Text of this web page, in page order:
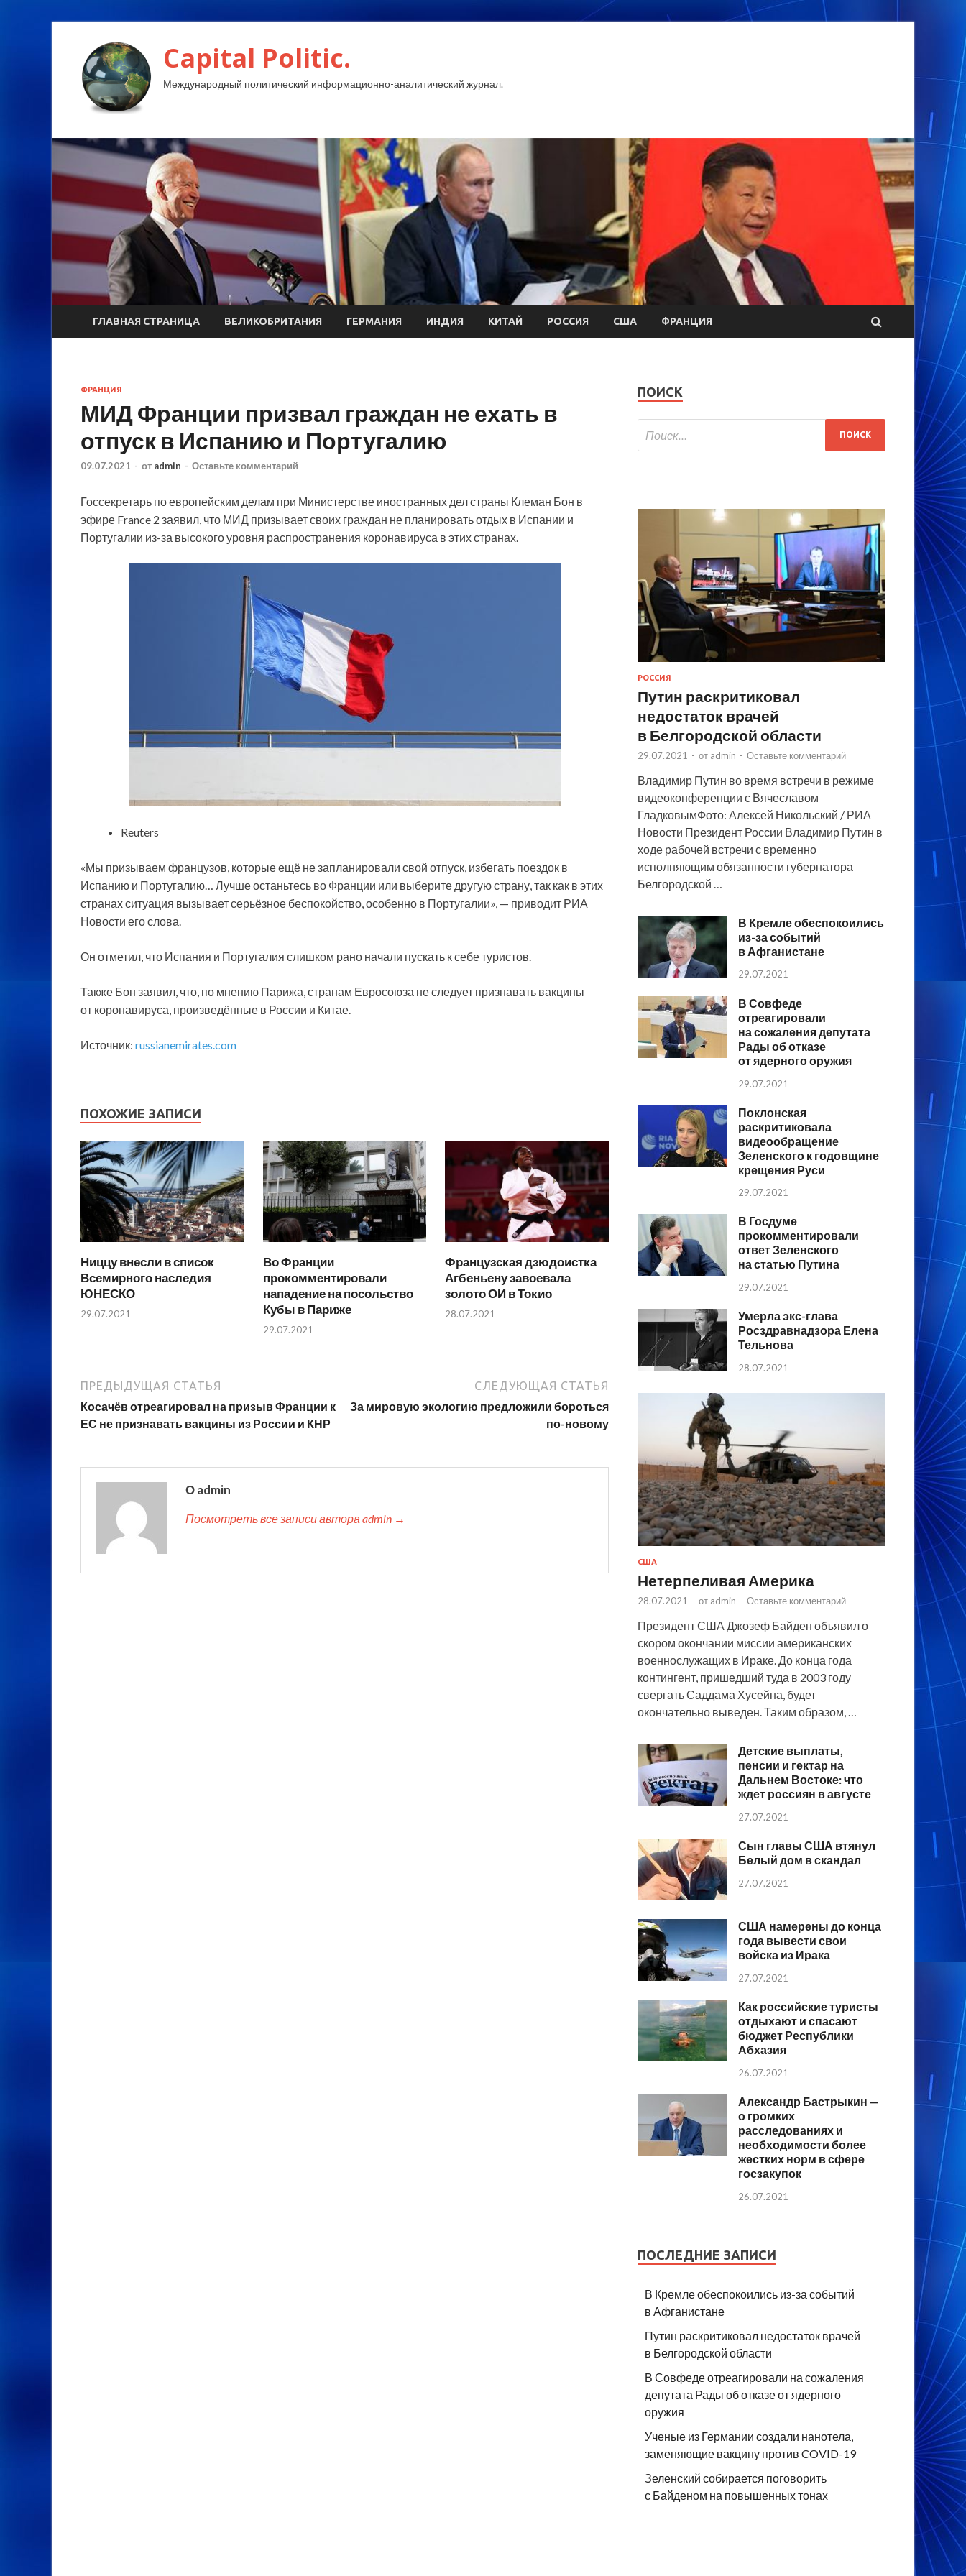
Capital Politic.
Международный политический информационно-аналитический журнал.
ГЛАВНАЯ СТРАНИЦА ВЕЛИКОБРИТАНИЯ ГЕРМАНИЯ ИНДИЯ КИТАЙ РОССИЯ США ФРАНЦИЯ
ФРАНЦИЯ
МИД Франции призвал граждан не ехать в
отпуск в Испанию и Португалию
09.07.2021 - от admin - Оставьте комментарий
Госсекретарь по европейским делам при Министерстве иностранных дел страны Клеман Бон в
эфире France 2 заявил, что МИД призывает своих граждан не планировать отдых в Испании и
Португалии из-за высокого уровня распространения коронавируса в этих странах.
Reuters
«Мы призываем французов, которые ещё не запланировали свой отпуск, избегать поездок в
Испанию и Португалию… Лучше останьтесь во Франции или выберите другую страну, так как в этих
странах ситуация вызывает серьёзное беспокойство, особенно в Португалии», — приводит РИА
Новости его слова.
Он отметил, что Испания и Португалия слишком рано начали пускать к себе туристов.
Также Бон заявил, что, по мнению Парижа, странам Евросоюза не следует признавать вакцины
от коронавируса, произведённые в России и Китае.
Источник: russianemirates.com
ПОХОЖИЕ ЗАПИСИ
Ниццу внесли в список
Всемирного наследия
ЮНЕСКО
29.07.2021
Во Франции
прокомментировали
нападение на посольство
Кубы в Париже
29.07.2021
Французская дзюдоистка
Агбеньену завоевала
золото ОИ в Токио
28.07.2021
ПРЕДЫДУЩАЯ СТАТЬЯ
Косачёв отреагировал на призыв Франции к
ЕС не признавать вакцины из России и КНР
СЛЕДУЮЩАЯ СТАТЬЯ
За мировую экологию предложили бороться
по-новому
О admin
Посмотреть все записи автора admin →
ПОИСК
РОССИЯ
Путин раскритиковал
недостаток врачей
в Белгородской области
29.07.2021 - от admin - Оставьте комментарий
Владимир Путин во время встречи в режиме
видеоконференции с Вячеславом
ГладковымФото: Алексей Никольский / РИА
Новости Президент России Владимир Путин в
ходе рабочей встречи с временно
исполняющим обязанности губернатора
Белгородской …
В Кремле обеспокоились
из-за событий
в Афганистане
29.07.2021
В Совфеде
отреагировали
на сожаления депутата
Рады об отказе
от ядерного оружия
29.07.2021
Поклонская
раскритиковала
видеообращение
Зеленского к годовщине
крещения Руси
29.07.2021
В Госдуме
прокомментировали
ответ Зеленского
на статью Путина
29.07.2021
Умерла экс-глава
Росздравнадзора Елена
Тельнова
28.07.2021
США
Нетерпеливая Америка
28.07.2021 - от admin - Оставьте комментарий
Президент США Джозеф Байден объявил о
скором окончании миссии американских
военнослужащих в Ираке. До конца года
контингент, пришедший туда в 2003 году
свергать Саддама Хусейна, будет
окончательно выведен. Таким образом, …
Детские выплаты,
пенсии и гектар на
Дальнем Востоке: что
ждет россиян в августе
27.07.2021
Сын главы США втянул
Белый дом в скандал
27.07.2021
США намерены до конца
года вывести свои
войска из Ирака
27.07.2021
Как российские туристы
отдыхают и спасают
бюджет Республики
Абхазия
26.07.2021
Александр Бастрыкин —
о громких
расследованиях и
необходимости более
жестких норм в сфере
госзакупок
26.07.2021
ПОСЛЕДНИЕ ЗАПИСИ
В Кремле обеспокоились из-за событий
в Афганистане
Путин раскритиковал недостаток врачей
в Белгородской области
В Совфеде отреагировали на сожаления
депутата Рады об отказе от ядерного
оружия
Ученые из Германии создали нанотела,
заменяющие вакцину против COVID-19
Зеленский собирается поговорить
с Байденом на повышенных тонах